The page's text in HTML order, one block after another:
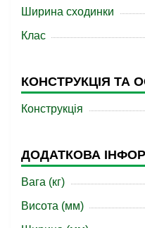
Ширина сходинки
Клас
КОНСТРУКЦІЯ ТА
Конструкція
ДОДАТКОВА
Вага (кг)
Висота (мм)